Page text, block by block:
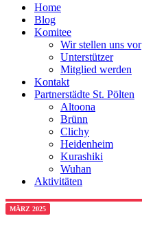
Home
Blog
Komitee
Wir stellen uns vor
Unterstützer
Mitglied werden
Kontakt
Partnerstädte St. Pölten
Altoona
Brünn
Clichy
Heidenheim
Kurashiki
Wuhan
Aktivitäten
MÄRZ 2025